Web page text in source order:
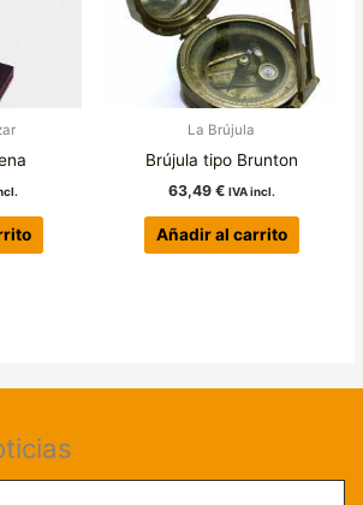
La Brújula
Brújula tipo Brunton
63,49 € IVA incl.
Añadir al carrito